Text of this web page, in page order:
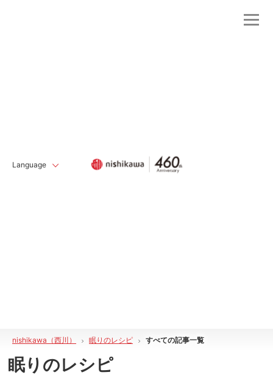
Language
nishikawa（西川） 眠りのレシピ すべての記事一覧
眠りのレシピ